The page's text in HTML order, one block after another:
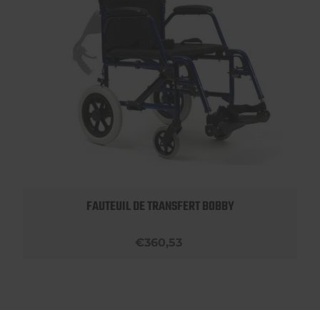
FAUTEUIL DE TRANSFERT BOBBY
€360,53